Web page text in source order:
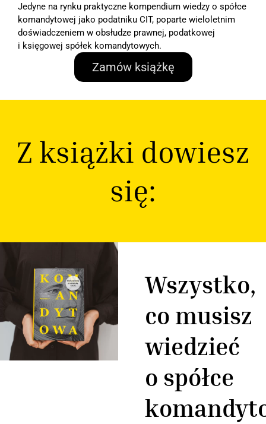
Jedyne na rynku praktyczne kompendium wiedzy o spółce
komandytowej jako podatniku CIT, poparte wieloletnim
doświadczeniem w obsłudze prawnej, podatkowej
i księgowej spółek komandytowych.
Zamów książkę
Z książki dowiesz
się:
Wszystko,
co musisz
wiedzieć
o spółce